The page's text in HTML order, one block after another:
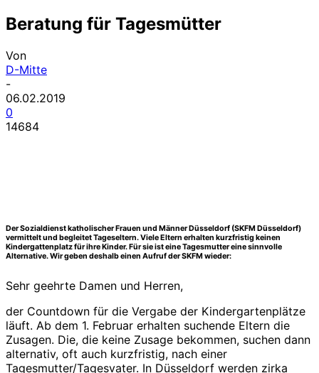
Beratung für Tagesmütter
Von
D-Mitte
-
06.02.2019
0
14684
Der Sozialdienst katholischer Frauen und Männer Düsseldorf (SKFM Düsseldorf)
vermittelt und begleitet Tageseltern. Viele Eltern erhalten kurzfristig keinen
Kindergattenplatz für ihre Kinder. Für sie ist eine Tagesmutter eine sinnvolle
Alternative. Wir geben deshalb einen Aufruf der SKFM wieder:
Sehr geehrte Damen und Herren,
der Countdown für die Vergabe der Kindergartenplätze
läuft. Ab dem 1. Februar erhalten suchende Eltern die
Zusagen. Die, die keine Zusage bekommen, suchen dann
alternativ, oft auch kurzfristig, nach einer
Tagesmutter/Tagesvater. In Düsseldorf werden zirka